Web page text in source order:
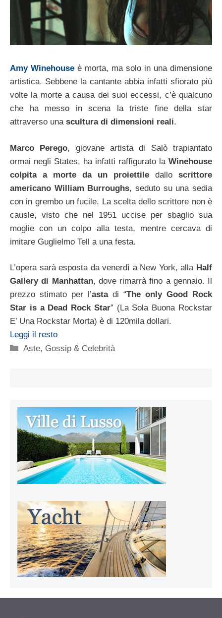
Amy Winehouse è morta, ma solo in una dimensione
artistica. Sebbene la cantante abbia infatti sfiorato più
volte la morte a causa dei suoi eccessi, c’è qualcuno
che ha messo in scena la triste fine della star
attraverso una scultura di dimensioni reali.
Marco Perego, giovane artista di Salò trapiantato
ormai negli States, ha infatti raffigurato la Winehouse
colpita a morte da un proiettile dallo scrittore
americano William Burroughs, seduto su una sedia
con in grembo un fucile. La scelta dello scrittore non è
causle, visto che nel 1951 uccise per sbaglio sua
moglie con un colpo alla testa, mentre cercava di
imitare Guglielmo Tell a una festa.
L’opera sarà esposta da venerdì a New York, alla Half
Gallery di Manhattan, dove rimarrà fino a gennaio. Il
prezzo stimato per l’astadi “The only Good Rock
Star is a Dead Rock Star” (La Sola Buona Rockstar
E’ Una Rockstar Morta) è di 120mila dollari.
Leggi il resto
Categorie
Aste, Gossip & Celebrità